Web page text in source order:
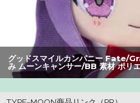
いいべｗｗｗｗ ：26/08/04の
【悲報】ライザさん、おぱい
ｗｗｗ
【朗報】アマガミの棚町薫さ
グッドスマイルカンパニー Fate/
み ムーンキャンサー/BB 素材 ポリ